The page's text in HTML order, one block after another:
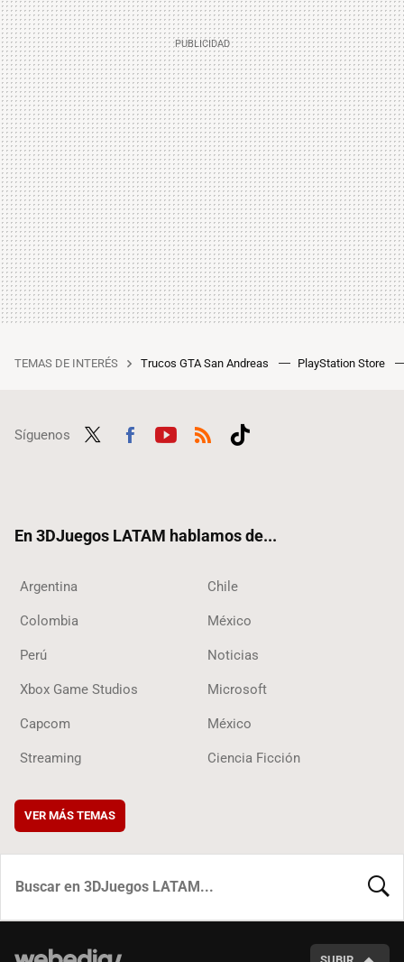
TEMAS DE INTERÉS Trucos GTA San Andreas PlayStation Store
Síguenos
En 3DJuegos LATAM hablamos de...
Argentina Chile
Colombia México
Perú Noticias
Xbox Game Studios Microsoft
Capcom México
Streaming Ciencia Ficción
VER MÁS TEMAS